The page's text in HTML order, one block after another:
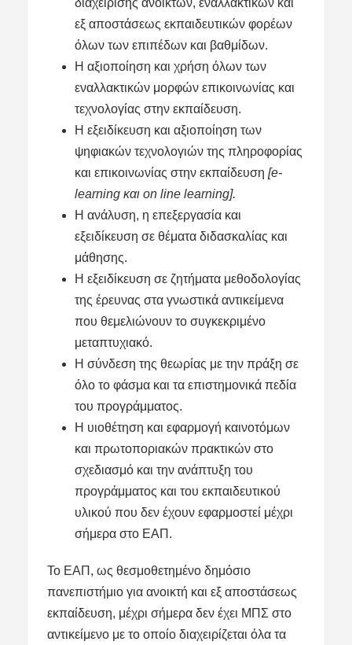
διαχείρισης ανοικτών, εναλλακτικών και
εξ αποστάσεως εκπαιδευτικών φορέων
όλων των επιπέδων και βαθμίδων.
Η αξιοποίηση και χρήση όλων των
εναλλακτικών μορφών επικοινωνίας και
τεχνολογίας στην εκπαίδευση.
Η εξειδίκευση και αξιοποίηση των
ψηφιακών τεχνολογιών της πληροφορίας
και επικοινωνίας στην εκπαίδευση [e-
learning και on line learning].
Η ανάλυση, η επεξεργασία και
εξειδίκευση σε θέματα διδασκαλίας και
μάθησης.
Η εξειδίκευση σε ζητήματα μεθοδολογίας
της έρευνας στα γνωστικά αντικείμενα
που θεμελιώνουν το συγκεκριμένο
μεταπτυχιακό.
Η σύνδεση της θεωρίας με την πράξη σε
όλο το φάσμα και τα επιστημονικά πεδία
του προγράμματος.
Η υιοθέτηση και εφαρμογή καινοτόμων
και πρωτοποριακών πρακτικών στο
σχεδιασμό και την ανάπτυξη του
προγράμματος και του εκπαιδευτικού
υλικού που δεν έχουν εφαρμοστεί μέχρι
σήμερα στο ΕΑΠ.
Το ΕΑΠ, ως θεσμοθετημένο δημόσιο
πανεπιστήμιο για ανοικτή και εξ αποστάσεως
εκπαίδευση, μέχρι σήμερα δεν έχει ΜΠΣ στο
αντικείμενο με το οποίο διαχειρίζεται όλα τα